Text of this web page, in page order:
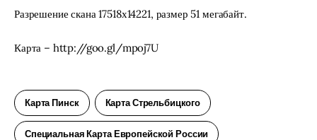
Разрешение скана 17518х14221, размер 51 мегабайт.
Карта – http://goo.gl/mpoj7U
Карта Пинск Карта Стрельбицкого
Специальная Карта Европейской России